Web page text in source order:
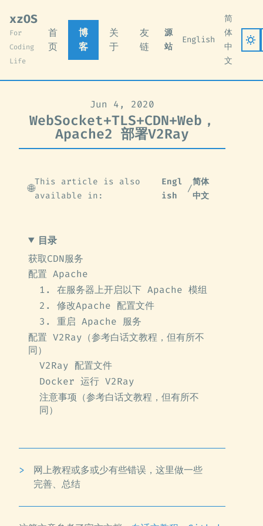
xzOS
For
Coding
Life
首
页
博
客
关
于
友
链
源
站
English
简
体
中
文
Jun 4, 2020
WebSocket+TLS+CDN+Web，
Apache2 部署V2Ray
🌐
This article is also
available in:
Engl
ish
/
简体
中文
目录
获取CDN服务
配置 Apache
1. 在服务器上开启以下 Apache 模组
2. 修改Apache 配置文件
3. 重启 Apache 服务
配置 V2Ray（参考白话文教程，但有所不
同）
V2Ray 配置文件
Docker 运行 V2Ray
注意事项（参考白话文教程，但有所不
同）
网上教程或多或少有些错误，这里做一些
完善、总结